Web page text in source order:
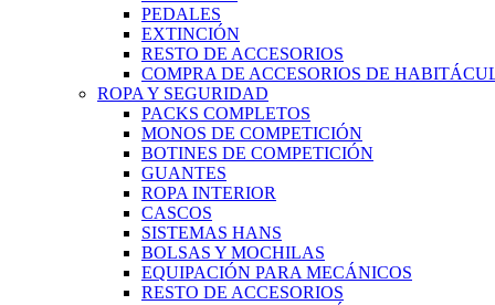
PEDALES
EXTINCIÓN
RESTO DE ACCESORIOS
COMPRA DE ACCESORIOS DE
ROPA Y SEGURIDAD
PACKS COMPLETOS
MONOS DE COMPETICIÓN
BOTINES DE COMPETICIÓN
GUANTES
ROPA INTERIOR
CASCOS
SISTEMAS HANS
BOLSAS Y MOCHILAS
EQUIPACIÓN PARA MECÁNICOS
RESTO DE ACCESORIOS